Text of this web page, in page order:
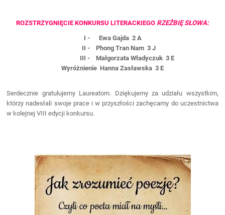
ROZSTRZYGNIĘCIE KONKURSU LITERACKIEGO RZEŹBIĘ SŁOWA:
I - Ewa Gajda 2 A
II - Phong Tran Nam 3 J
III - Małgorzata Władyczuk 3 E
Wyróżnienie Hanna Zasławska 3 E
Serdecznie gratulujemy Laureatom. Dziękujemy za udziału wszystkim,
którzy nadesłali swoje prace i w przyszłości zachęcamy do uczestnictwa
w kolejnej VIII edycji konkursu.